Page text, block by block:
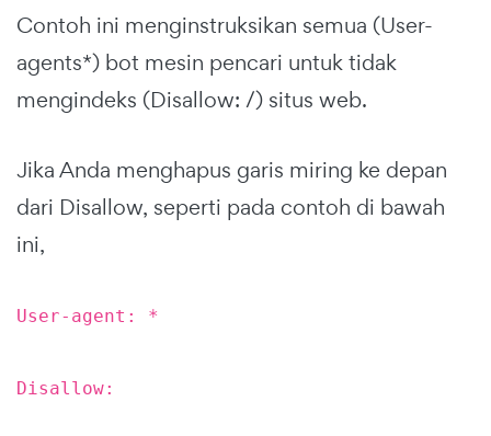
Contoh ini menginstruksikan semua (User-
agents*) bot mesin pencari untuk tidak
mengindeks (Disallow: /) situs web.
Jika Anda menghapus garis miring ke depan
dari Disallow, seperti pada contoh di bawah
ini,
User-agent: *
Disallow: